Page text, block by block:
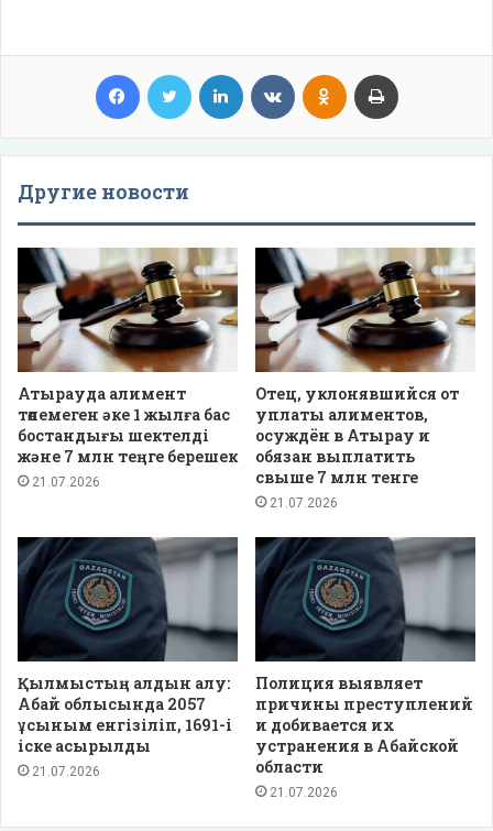
Facebook Twitter LinkedIn VKontakteOdnoklassniki
Другие новости
Атырауда алимент
төлемеген әке 1 жылға бас
бостандығы шектелді
және 7 млн теңге берешек
21.07.2026
Отец, уклонявшийся от
уплаты алиментов,
осуждён в Атырау и
обязан выплатить
свыше 7 млн тенге
21.07.2026
Қылмыстың алдын алу:
Абай облысында 2057
ұсыным енгізіліп, 1691-і
іске асырылды
21.07.2026
Полиция выявляет
причины преступлений
и добивается их
устранения в Абайской
области
21.07.2026